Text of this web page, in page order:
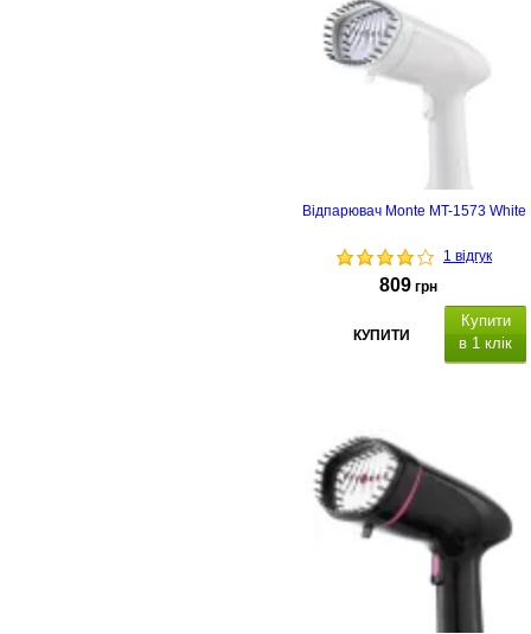
Відпарювач Monte MT-1573 White
1 відгук
809 грн
КУПИТИ
Купити
в 1 клік